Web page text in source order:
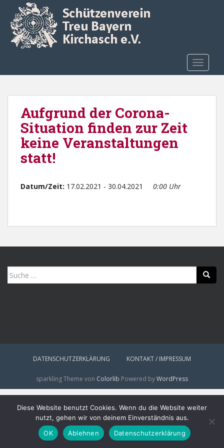
Skip to main content
Aufgrund der Corona-
Situation finden zur Zeit
keine Veranstaltungen
statt!
Datum/Zeit: 17.02.2021 - 30.04.2021 0:00 Uhr
Suche
nach:
DATENSCHUTZERKLÄRUNG KONTAKT / IMPRESSUM
sparkling Theme von Colorlib Powered byWordPress
Diese Website benutzt Cookies. Wenn du die Website weiter
nutzt, gehen wir von deinem Einverständnis aus.
OK
Ablehnen Datenschutzerklärung